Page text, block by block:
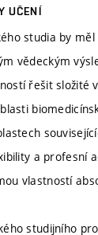
UČENÍ
studia by
vědeckým
řešit složité
a profesní
vlastností
studijního